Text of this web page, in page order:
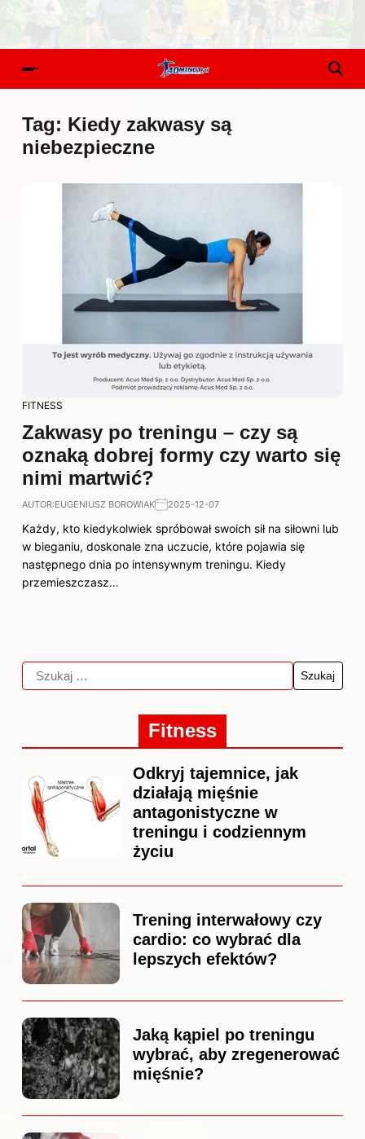
Tag: Kiedy zakwasy są
niebezpieczne
FITNESS
Zakwasy po treningu – czy są
oznaką dobrej formy czy warto się
nimi martwić?
AUTOR:EUGENIUSZ BOROWIAK 2025-12-07
Każdy, kto kiedykolwiek spróbował swoich sił na siłowni lub
w bieganiu, doskonale zna uczucie, które pojawia się
następnego dnia po intensywnym treningu. Kiedy
przemieszczasz…
Fitness
Odkryj tajemnice, jak
działają mięśnie
antagonistyczne w
treningu i codziennym
życiu
Trening interwałowy czy
cardio: co wybrać dla
lepszych efektów?
Jaką kąpiel po treningu
wybrać, aby zregenerować
mięśnie?